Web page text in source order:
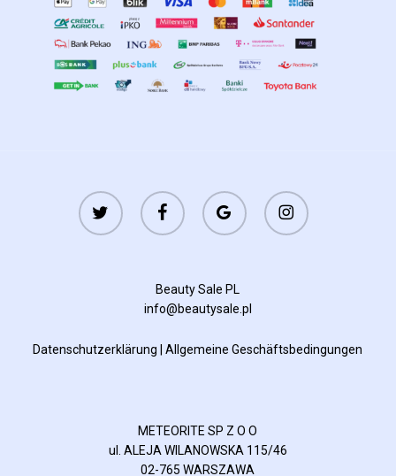
twitter facebook
google-
plus
instagram
Beauty Sale PL
info@beautysale.pl
Datenschutzerklärung |Allgemeine Geschäftsbedingungen
METEORITE SP Z O O
ul. ALEJA WILANOWSKA 115/46
02-765 WARSZAWA